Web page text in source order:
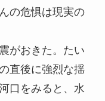
の危惧は現実の
がおきた。たい
直後に強烈な揺
口をみると、水